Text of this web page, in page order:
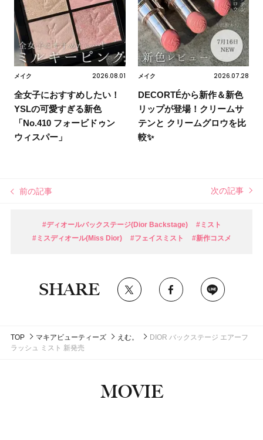
メイク 2026.08.01
全女子におすすめしたい！
YSLの可愛すぎる新色
「No.410 フォービドゥン
ウィスパー」
メイク 2026.07.28
DECORTÉから新作＆新色
リップが登場！クリームサ
テンと クリームグロウを比
較✨
前の記事 次の記事
#ディオールバックステージ(Dior Backstage)
#ミスト
#ミスディオール(Miss Dior)
#フェイスミスト #新作コスメ
SHARE
TOP マキアビューティーズ えむ。
DIOR バックステージ エアーフ
ラッシュ ミスト 新発売
MOVIE